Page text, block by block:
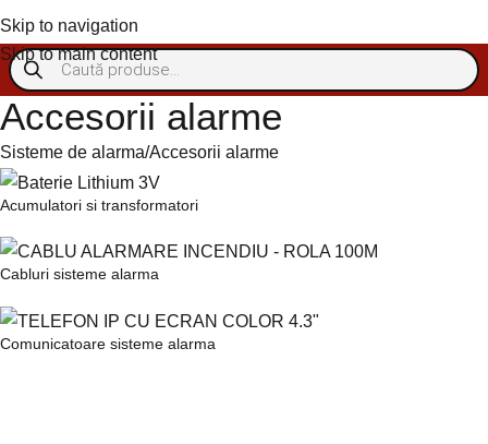
Skip to navigation
Skip to main content
Accesorii alarme
Sisteme de alarma Accesorii alarme
Acumulatori si transformatori
Cabluri sisteme alarma
Comunicatoare sisteme alarma